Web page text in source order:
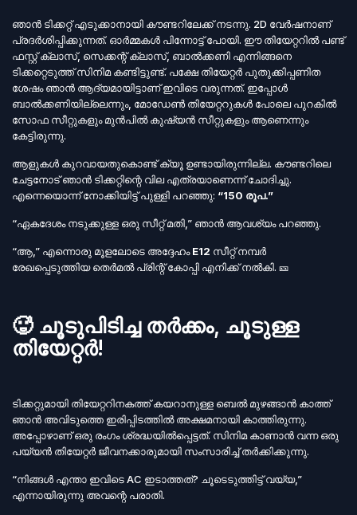
ഞാൻ ടിക്കറ്റ് എടുക്കാനായി കൗണ്ടറിലേക്ക് നടന്നു. 2D വേർഷനാണ്
പ്രദർശിപ്പിക്കുന്നത്. ഓർമ്മകൾ പിന്നോട്ട് പോയി. ഈ തിയേറ്ററിൽ പണ്ട്
ഫസ്റ്റ് ക്ലാസ്, സെക്കന്റ് ക്ലാസ്, ബാൽക്കണി എന്നിങ്ങനെ
ടിക്കറ്റെടുത്ത് സിനിമ കണ്ടിട്ടുണ്ട്. പക്ഷേ തിയേറ്റർ പുതുക്കിപ്പണിത
ശേഷം ഞാൻ ആദ്യമായിട്ടാണ് ഇവിടെ വരുന്നത്. ഇപ്പോൾ
ബാൽക്കണിയില്ലെന്നും, മോഡേൺ തിയേറ്ററുകൾ പോലെ പുറകിൽ
സോഫ സീറ്റുകളും മുൻപിൽ കുഷ്യൻ സീറ്റുകളും ആണെന്നും
കേട്ടിരുന്നു.
ആളുകൾ കുറവായതുകൊണ്ട് ക്യൂ ഉണ്ടായിരുന്നില്ല. കൗണ്ടറിലെ
ചേട്ടനോട് ഞാൻ ടിക്കറ്റിന്റെ വില എത്രയാണെന്ന് ചോദിച്ചു.
എന്നെയൊന്ന് നോക്കിയിട്ട് പുള്ളി പറഞ്ഞു: “150 രൂപ.”
“ഏകദേശം നടുക്കുള്ള ഒരു സീറ്റ് മതി,” ഞാൻ ആവശ്യം പറഞ്ഞു.
“ആ,” എന്നൊരു മൂളലോടെ അദ്ദേഹംE12 സീറ്റ് നമ്പർ
രേഖപ്പെടുത്തിയ തെർമൽ പ്രിന്റ് കോപ്പി എനിക്ക് നൽകി. 🎫
🥵 ചൂടുപിടിച്ച തർക്കം, ചൂടുള്ള
തിയേറ്റർ!
ടിക്കറ്റുമായി തിയേറ്ററിനകത്ത് കയറാനുള്ള ബെൽ മുഴങ്ങാൻ കാത്ത്
ഞാൻ അവിടുത്തെ ഇരിപ്പിടത്തിൽ അക്ഷമനായി കാത്തിരുന്നു.
അപ്പോഴാണ് ഒരു രംഗം ശ്രദ്ധയിൽപ്പെട്ടത്. സിനിമ കാണാൻ വന്ന ഒരു
പയ്യൻ തിയേറ്റർ ജീവനക്കാരുമായി സംസാരിച്ച് തർക്കിക്കുന്നു.
“നിങ്ങൾ എന്താ ഇവിടെ AC ഇടാത്തത്? ചൂടെടുത്തിട്ട് വയ്യ,”
എന്നായിരുന്നു അവന്റെ പരാതി.